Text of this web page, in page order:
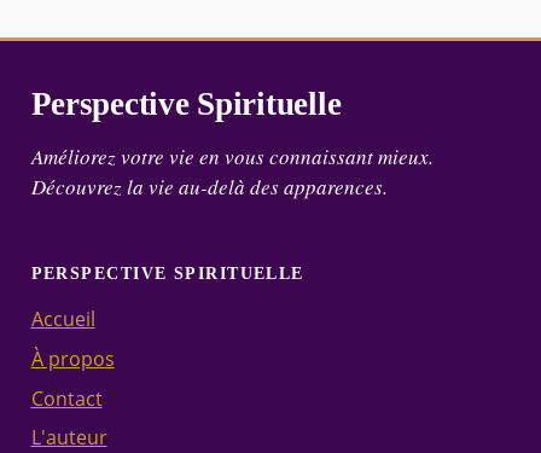
Perspective Spirituelle
Améliorez votre vie en vous connaissant mieux.
Découvrez la vie au-delà des apparences.
PERSPECTIVE SPIRITUELLE
Accueil
À propos
Contact
L'auteur